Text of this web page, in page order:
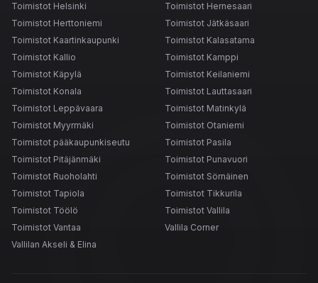
Toimistot Helsinki
Toimistot Hernesaari
Toimistot Herttoniemi
Toimistot Jätkäsaari
Toimistot Kaartinkaupunki
Toimistot Kalasatama
Toimistot Kallio
Toimistot Kamppi
Toimistot Käpylä
Toimistot Keilaniemi
Toimistot Konala
Toimistot Lauttasaari
Toimistot Leppävaara
Toimistot Matinkylä
Toimistot Myyrmäki
Toimistot Otaniemi
Toimistot pääkaupunkiseutu
Toimistot Pasila
Toimistot Pitäjänmäki
Toimistot Punavuori
Toimistot Ruoholahti
Toimistot Sörnäinen
Toimistot Tapiola
Toimistot Tikkurila
Toimistot Töölö
Toimistot Vallila
Toimistot Vantaa
Vallila Corner
Vallilan Akseli & Elina